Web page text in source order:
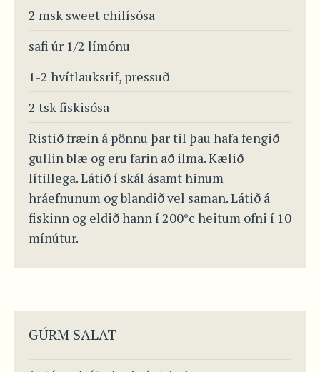
2 msk sweet chilísósa
safi úr 1/2 límónu
1-2 hvítlauksrif, pressuð
2 tsk fiskisósa
Ristið fræin á pönnu þar til þau hafa fengið
gullin blæ og eru farin að ilma. Kælið
lítillega. Látið í skál ásamt hinum
hráefnunum og blandið vel saman. Látið á
fiskinn og eldið hann í 200°c heitum ofni í 10
mínútur.
GÚRM SALAT